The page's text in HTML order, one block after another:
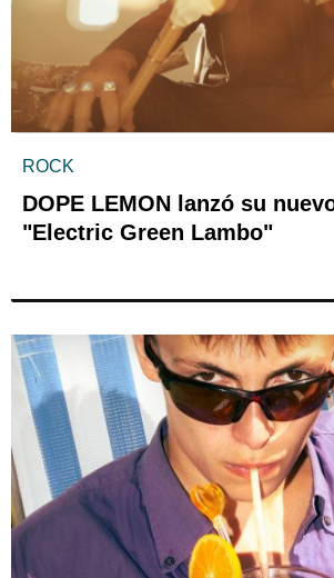
ROCK
DOPE LEMON lanzó su
"Electric Green Lambo"